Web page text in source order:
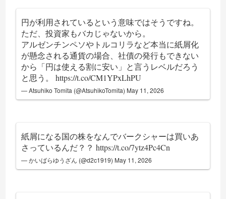
円が利用されているという意味ではそうですね。
ただ、投資家もバカじゃないから。
アルゼンチンペソやトルコリラなど本当に紙屑化
が懸念される通貨の場合、社債の発行もできない
から「円は使える割に安い」と言うレベルだろう
と思う。https://t.co/CM1YPxLhPU
— Atsuhiko Tomita (@AtsuhikoTomita) May 11, 2026
紙屑になる国の株をなんでバークシャーは買いあ
さっているんだ？？https://t.co/7ytz4Pc4Cn
— かいばらゆうざん (@d2c1919) May 11, 2026